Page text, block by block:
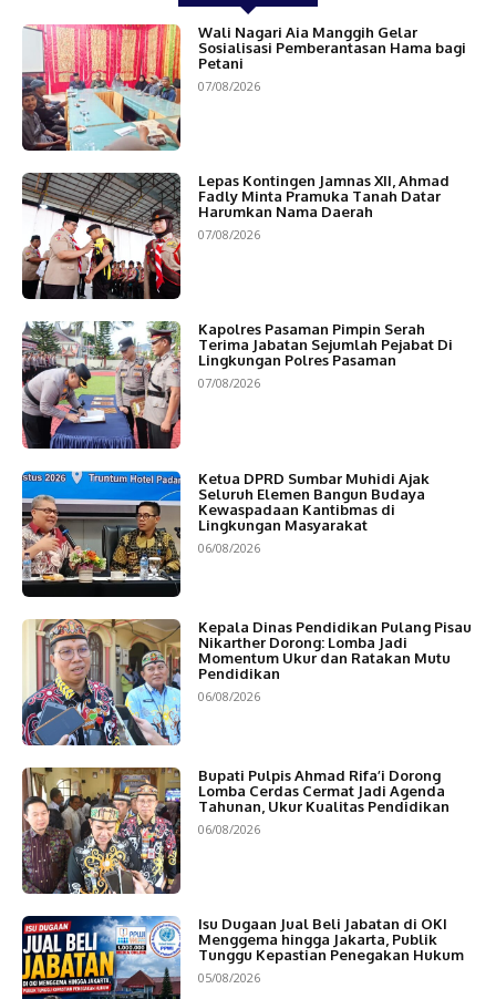
Wali Nagari Aia Manggih Gelar
Sosialisasi Pemberantasan Hama bagi
Petani
07/08/2026
Lepas Kontingen Jamnas XII, Ahmad
Fadly Minta Pramuka Tanah Datar
Harumkan Nama Daerah
07/08/2026
Kapolres Pasaman Pimpin Serah
Terima Jabatan Sejumlah Pejabat Di
Lingkungan Polres Pasaman
07/08/2026
Ketua DPRD Sumbar Muhidi Ajak
Seluruh Elemen Bangun Budaya
Kewaspadaan Kantibmas di
Lingkungan Masyarakat
06/08/2026
Kepala Dinas Pendidikan Pulang Pisau
Nikarther Dorong: Lomba Jadi
Momentum Ukur dan Ratakan Mutu
Pendidikan
06/08/2026
Bupati Pulpis Ahmad Rifa’i Dorong
Lomba Cerdas Cermat Jadi Agenda
Tahunan, Ukur Kualitas Pendidikan
06/08/2026
Isu Dugaan Jual Beli Jabatan di OKI
Menggema hingga Jakarta, Publik
Tunggu Kepastian Penegakan Hukum
05/08/2026